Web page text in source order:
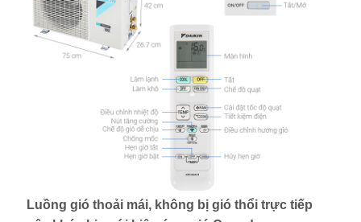
Luồng gió thoải mái, không bị gió thổi trực tiếp